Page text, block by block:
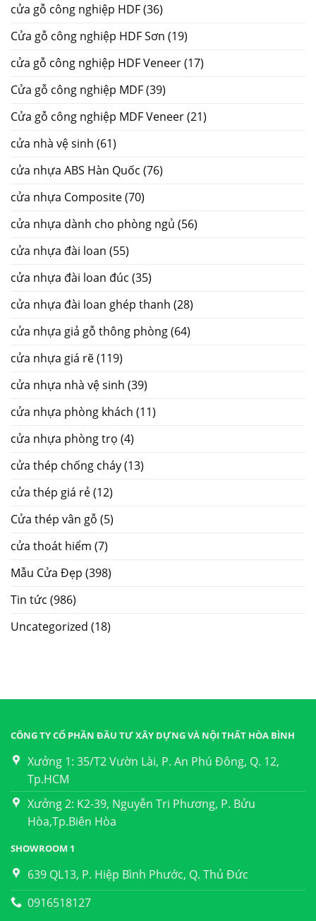
cửa gỗ công nghiệp HDF(36)
Cửa gỗ công nghiệp HDF Sơn (19)
cửa gỗ công nghiệp HDF Veneer(17)
Cửa gỗ công nghiệp MDF(39)
Cửa gỗ công nghiệp MDF Veneer(21)
cửa nhà vệ sinh (61)
cửa nhựa ABS Hàn Quốc (76)
cửa nhựa Composite(70)
cửa nhựa dành cho phòng ngủ (56)
cửa nhựa đài loan (55)
cửa nhựa đài loan đúc (35)
cửa nhựa đài loan ghép thanh (28)
cửa nhựa giả gỗ thông phòng(64)
cửa nhựa giá rẽ(119)
cửa nhựa nhà vệ sinh (39)
cửa nhựa phòng khách (11)
cửa nhựa phòng trọ (4)
cửa thép chống cháy(13)
cửa thép giá rẻ(12)
Cửa thép vân gỗ (5)
cửa thoát hiểm (7)
Mẫu Cửa Đẹp (398)
Tin tức (986)
Uncategorized (18)
CÔNG TY CỔ PHẦN ĐẦU TƯ XÂY DỰNG VÀ NỘI THẤT HÒA BÌNH
Xưởng 1: 35/T2 Vườn Lài, P. An Phú Đông, Q. 12,
Tp.HCM
Xưởng 2: K2-39, Nguyễn Tri Phương, P. Bửu
Hòa,Tp.Biên Hòa
SHOWROOM 1
639 QL13, P. Hiệp Bình Phước, Q. Thủ Đức
0916518127